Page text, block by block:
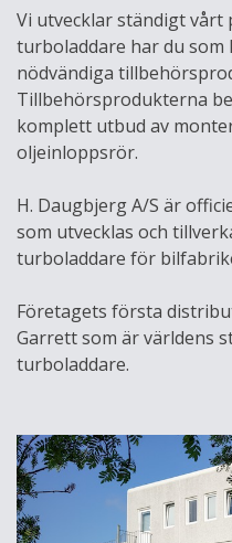
Vi utvecklar ständigt
turboladdare har du
nödvändiga
Tillbehörsprodukterna
komplett utbud av
oljeinloppsrör.
H. Daugbjerg A/S är
som utvecklas och
turboladdare för
Företagets första
Garrett som är världens
turboladdare.